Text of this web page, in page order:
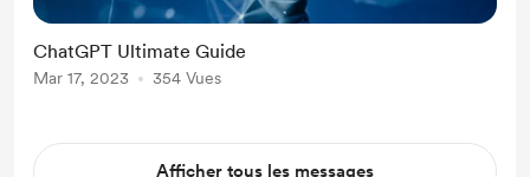
ChatGPT Ultimate Guide
Mar 17, 2023 354 Vues
Afficher tous les messages